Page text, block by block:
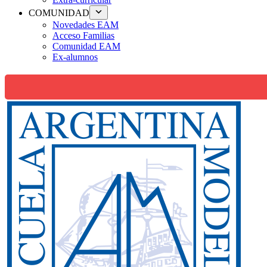
COMUNIDAD
Novedades EAM
Acceso Familias
Comunidad EAM
Ex-alumnos